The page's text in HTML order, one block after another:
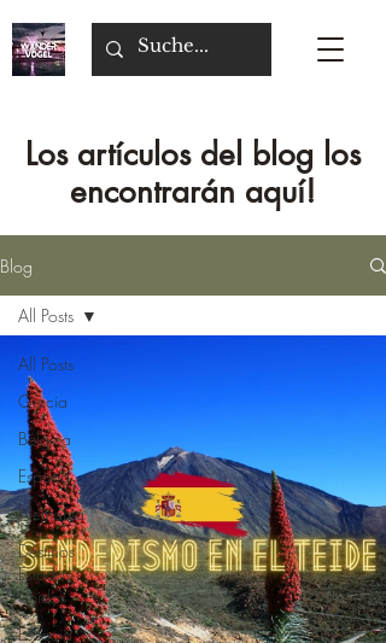
Los artículos del blog los
encontrarán aquí!
Blog
All Posts
Grecia
Bélgica
Espana
Alemania
Destinos
Estados
Unidos
Escocia
All Posts